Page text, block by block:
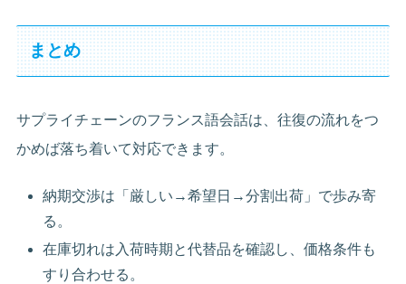
まとめ
サプライチェーンのフランス語会話は、往復の流れをつ
かめば落ち着いて対応できます。
納期交渉は「厳しい→希望日→分割出荷」で歩み寄
る。
在庫切れは入荷時期と代替品を確認し、価格条件も
すり合わせる。